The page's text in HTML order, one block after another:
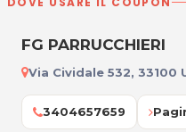
FG PARRUCCHIERI
Via Cividale 532, 33100
3404657659